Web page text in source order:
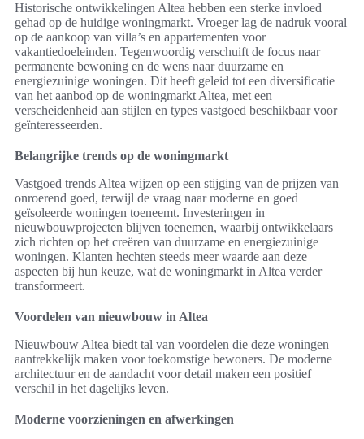
Historische ontwikkelingen Altea hebben een sterke invloed
gehad op de huidige woningmarkt. Vroeger lag de nadruk vooral
op de aankoop van villa’s en appartementen voor
vakantiedoeleinden. Tegenwoordig verschuift de focus naar
permanente bewoning en de wens naar duurzame en
energiezuinige woningen. Dit heeft geleid tot een diversificatie
van het aanbod op de woningmarkt Altea, met een
verscheidenheid aan stijlen en types vastgoed beschikbaar voor
geïnteresseerden.
Belangrijke trends op de woningmarkt
Vastgoed trends Altea wijzen op een stijging van de prijzen van
onroerend goed, terwijl de vraag naar moderne en goed
geïsoleerde woningen toeneemt. Investeringen in
nieuwbouwprojecten blijven toenemen, waarbij ontwikkelaars
zich richten op het creëren van duurzame en energiezuinige
woningen. Klanten hechten steeds meer waarde aan deze
aspecten bij hun keuze, wat de woningmarkt in Altea verder
transformeert.
Voordelen van nieuwbouw in Altea
Nieuwbouw Altea biedt tal van voordelen die deze woningen
aantrekkelijk maken voor toekomstige bewoners. De moderne
architectuur en de aandacht voor detail maken een positief
verschil in het dagelijks leven.
Moderne voorzieningen en afwerkingen